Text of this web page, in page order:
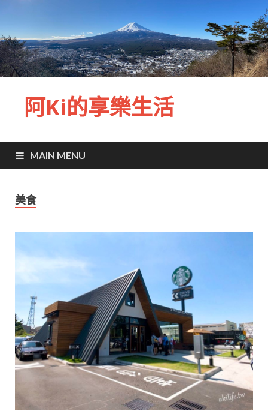
阿Ki的享樂生活
MAIN MENU
美食